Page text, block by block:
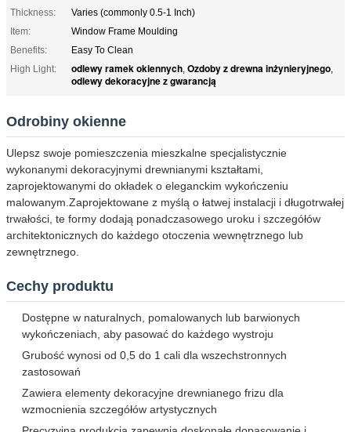
Thickness:
Varies (commonly 0.5-1 Inch)
Item:
Window Frame Moulding
Benefits:
Easy To Clean
High Light:
odlewy ramek okiennych, Ozdoby z drewna inżynieryjnego,
odlewy dekoracyjne z gwarancją
Odrobiny okienne
Ulepsz swoje pomieszczenia mieszkalne specjalistycznie
wykonanymi dekoracyjnymi drewnianymi kształtami,
zaprojektowanymi do okładek o eleganckim wykończeniu
malowanym.Zaprojektowane z myślą o łatwej instalacji i długotrwałej
trwałości, te formy dodają ponadczasowego uroku i szczegółów
architektonicznych do każdego otoczenia wewnętrznego lub
zewnętrznego.
Cechy produktu
Dostępne w naturalnych, pomalowanych lub barwionych
wykończeniach, aby pasować do każdego wystroju
Grubość wynosi od 0,5 do 1 cali dla wszechstronnych
zastosowań
Zawiera elementy dekoracyjne drewnianego frizu dla
wzmocnienia szczegółów artystycznych